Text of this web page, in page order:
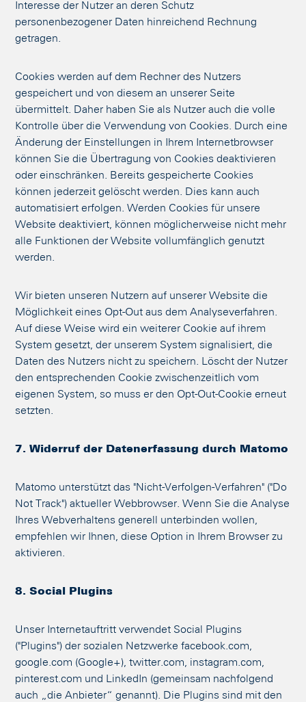
Interesse der Nutzer an deren Schutz
personenbezogener Daten hinreichend Rechnung
getragen.
Cookies werden auf dem Rechner des Nutzers
gespeichert und von diesem an unserer Seite
übermittelt. Daher haben Sie als Nutzer auch die volle
Kontrolle über die Verwendung von Cookies. Durch eine
Änderung der Einstellungen in Ihrem Internetbrowser
können Sie die Übertragung von Cookies deaktivieren
oder einschränken. Bereits gespeicherte Cookies
können jederzeit gelöscht werden. Dies kann auch
automatisiert erfolgen. Werden Cookies für unsere
Website deaktiviert, können möglicherweise nicht mehr
alle Funktionen der Website vollumfänglich genutzt
werden.
Wir bieten unseren Nutzern auf unserer Website die
Möglichkeit eines Opt-Out aus dem Analyseverfahren.
Auf diese Weise wird ein weiterer Cookie auf ihrem
System gesetzt, der unserem System signalisiert, die
Daten des Nutzers nicht zu speichern. Löscht der Nutzer
den entsprechenden Cookie zwischenzeitlich vom
eigenen System, so muss er den Opt-Out-Cookie erneut
setzten.
7. Widerruf der Datenerfassung durch Matomo
Matomo unterstützt das "Nicht-Verfolgen-Verfahren" ("Do
Not Track") aktueller Webbrowser. Wenn Sie die Analyse
Ihres Webverhaltens generell unterbinden wollen,
empfehlen wir Ihnen, diese Option in Ihrem Browser zu
aktivieren.
8. Social Plugins
Unser Internetauftritt verwendet Social Plugins
("Plugins") der sozialen Netzwerke facebook.com,
google.com (Google+), twitter.com, instagram.com,
pinterest.com und LinkedIn (gemeinsam nachfolgend
auch „die Anbieter“ genannt). Die Plugins sind mit den